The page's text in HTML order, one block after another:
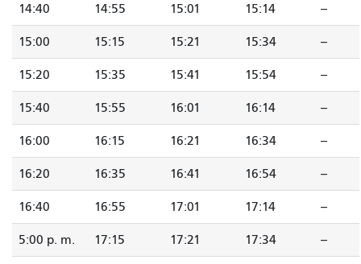
14:40 14:55 15:01 15:14 --
15:00 15:15 15:21 15:34 --
15:20 15:35 15:41 15:54 --
15:40 15:55 16:01 16:14 --
16:00 16:15 16:21 16:34 --
16:20 16:35 16:41 16:54 --
16:40 16:55 17:01 17:14 --
5:00 p. m. 17:15 17:21 17:34 --